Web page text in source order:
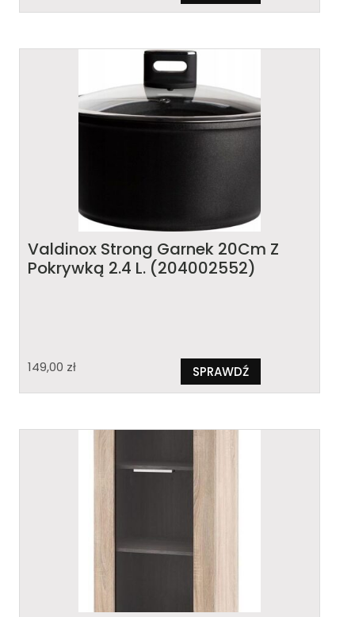
Valdinox Strong Garnek 20Cm Z
Pokrywką 2.4 L. (204002552)
149,00 zł SPRAWDŹ